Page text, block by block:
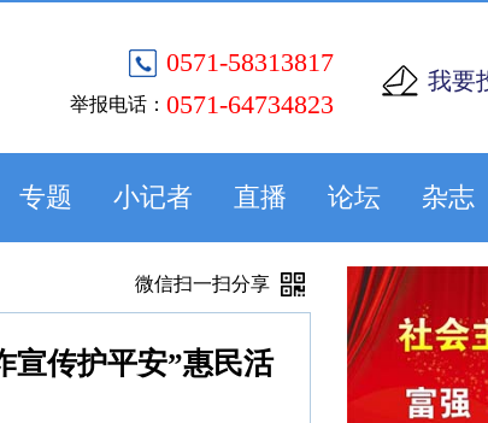
0571-58313817
举报电话： 0571-64734823
我要
专题 小记者 直播 论坛 杂志
微信扫一扫分享
宣传护平安”惠民活